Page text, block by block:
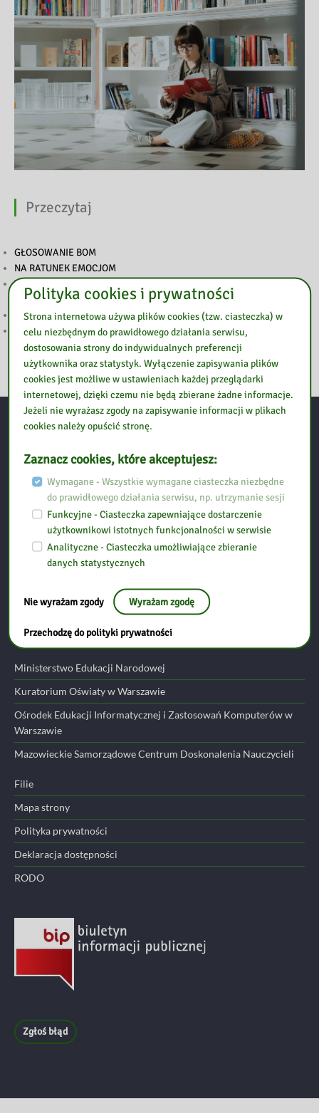
Przeczytaj
GŁOSOWANIE BOM
NA RATUNEK EMOCJOM
WYNIKI KONKURSU „POP-UP – ILUSTRACJA W TRZECH
WYMIARACH”
PODSUMOWANIE TYGODNIA BIBLIOTEK
ZAPROSZENIE NA TYDZIEŃ BIBLIOTEK
Biblioteka Pedagogiczna w Ostrołęce, Filia w Przasnyszu
Ul. Szpitalna 10
06-300 Przasnysz
email:przasnysz@bp.ostroleka.pl
Przydatne linki
Ministerstwo Edukacji Narodowej
Kuratorium Oświaty w Warszawie
Ośrodek Edukacji Informatycznej i Zastosowań Komputerów w
Warszawie
Mazowieckie Samorządowe Centrum Doskonalenia Nauczycieli
Filie
Mapa strony
Polityka prywatności
Deklaracja dostępności
RODO
Zgłoś błąd
Polityka cookies i prywatności
Strona internetowa używa plików cookies (tzw. ciasteczka) w
celu niezbędnym do prawidłowego działania serwisu,
dostosowania strony do indywidualnych preferencji
użytkownika oraz statystyk. Wyłączenie zapisywania plików
cookies jest możliwe w ustawieniach każdej przeglądarki
internetowej, dzięki czemu nie będą zbierane żadne informacje.
Jeżeli nie wyrażasz zgody na zapisywanie informacji w plikach
cookies należy opuścić stronę.
Zaznacz cookies, które akceptujesz:
Wymagane - Wszystkie wymagane ciasteczka niezbędne
do prawidłowego działania serwisu, np. utrzymanie sesji
Funkcyjne - Ciasteczka zapewniające dostarczenie
użytkownikowi istotnych funkcjonalności w serwisie
Analityczne - Ciasteczka umożliwiające zbieranie
danych statystycznych
Nie wyrażam zgody Wyrażam zgodę
Przechodzę do polityki prywatności